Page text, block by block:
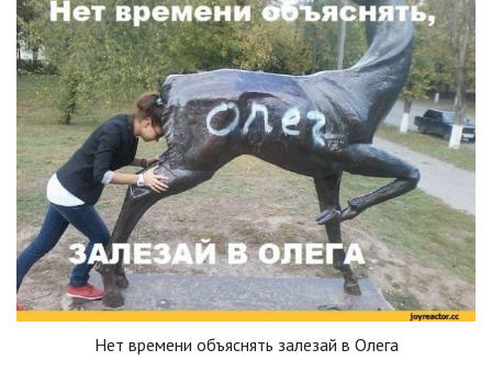
Нет времени объяснять залезай в Олега